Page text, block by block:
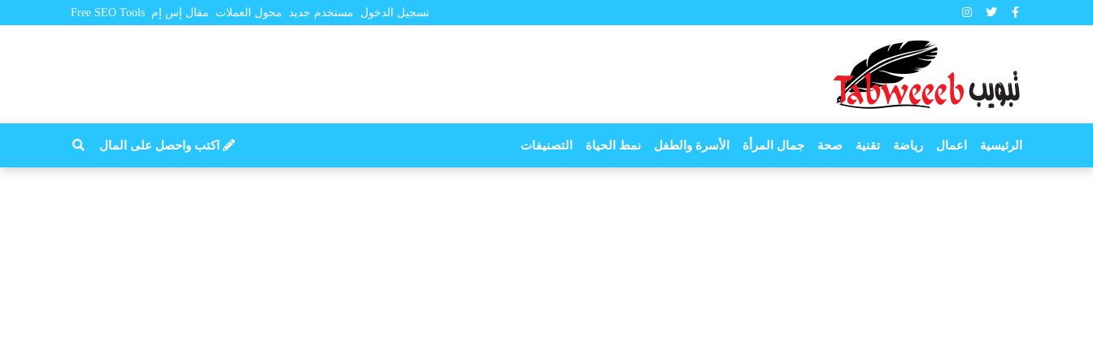
تسجيل الدخول مستخدم جديد محول العملات مقال إس إم Free SEO Tools
الرئيسية اعمال رياضة تقنية صحة جمال المرأة الأسرة والطفل نمط الحياة التصنيفات اكتب واحصل على المال